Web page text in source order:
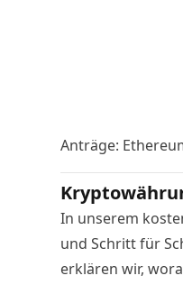
Anträge:
In unserem
und Schritt für
erklären wir,